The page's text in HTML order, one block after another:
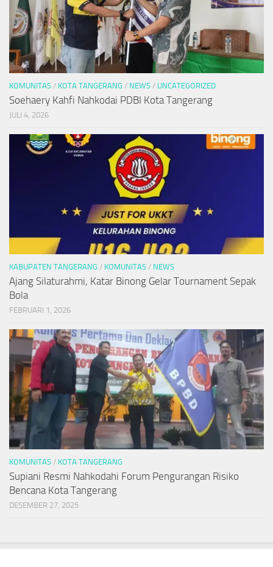
KOMUNITAS / KOTA TANGERANG / NEWS / UNCATEGORIZED
Soehaery Kahfi Nahkodai PDBI Kota Tangerang
JULI 4, 2026
KABUPATEN TANGERANG / KOMUNITAS / NEWS
Ajang Silaturahmi, Katar Binong Gelar Tournament Sepak
Bola
FEBRUARI 1, 2026
KOMUNITAS / KOTA TANGERANG
Supiani Resmi Nahkodahi Forum Pengurangan Risiko
Bencana Kota Tangerang
DESEMBER 27, 2025